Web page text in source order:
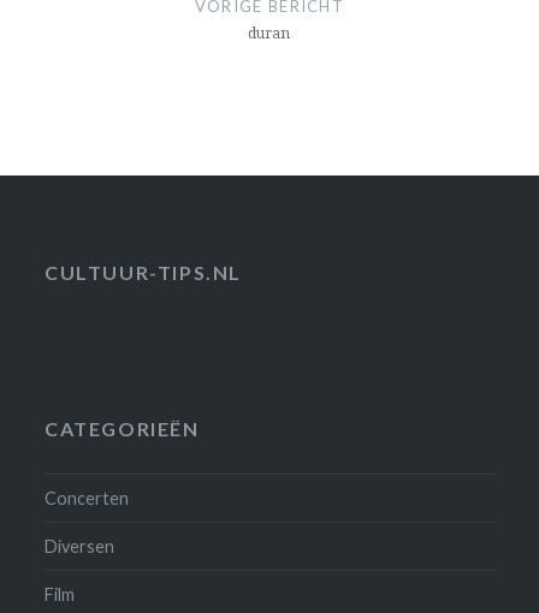
VORIGE BERICHT
duran
CULTUUR-TIPS.NL
CATEGORIEËN
Concerten
Diversen
Film